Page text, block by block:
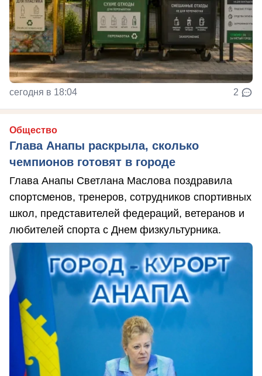
сегодня в 18:04 2
Общество
Глава Анапы раскрыла, сколько
чемпионов готовят в городе
Глава Анапы Светлана Маслова поздравила
спортсменов, тренеров, сотрудников спортивных
школ, представителей федераций, ветеранов и
любителей спорта с Днем физкультурника.